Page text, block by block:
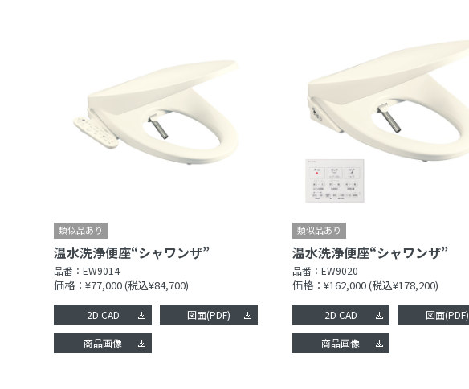
温水洗浄便座“シャワンザ”
品番：EW9014
価格：¥77,000(税込¥84,700)
2D CAD 図面(PDF)
商品画像
温水洗浄便座“シャワンザ”
品番： EW9020
価格：¥162,000(税込¥178,200)
2D CAD 図面(PDF)
商品画像